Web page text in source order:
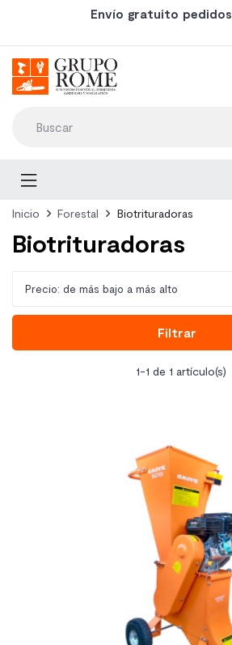
Envío gratuito pedidos
Toggle
navigation
Inicio Forestal Biotrituradoras
Biotrituradoras
Precio: de más bajo a más alto
Filtrar
1-1 de 1 artículo(s)